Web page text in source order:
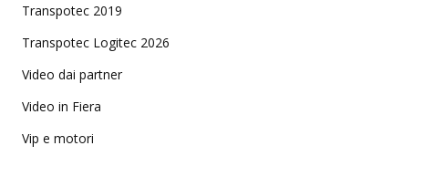
Transpotec 2019
Transpotec Logitec 2026
Video dai partner
Video in Fiera
Vip e motori